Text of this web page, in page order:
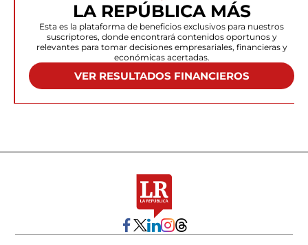
LA REPÚBLICA MÁS
Esta es la plataforma de beneficios exclusivos para nuestros
suscriptores, donde encontrará contenidos oportunos y
relevantes para tomar decisiones empresariales, financieras y
económicas acertadas.
VER RESULTADOS FINANCIEROS